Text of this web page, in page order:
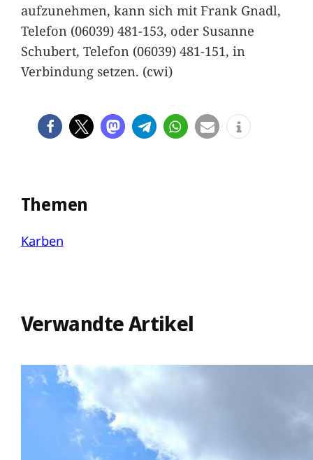
aufzunehmen, kann sich mit Frank Gnadl,
Telefon (06039) 481-153, oder Susanne
Schubert, Telefon (06039) 481-151, in
Verbindung setzen. (cwi)
Themen
Karben
Verwandte Artikel